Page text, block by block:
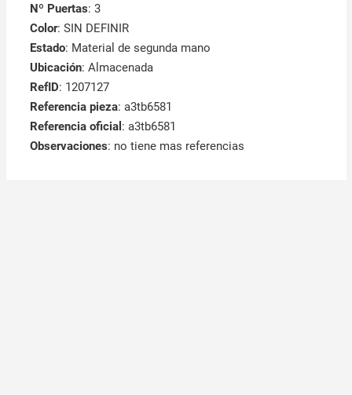
Nº Puertas: 3
Color: SIN DEFINIR
Estado: Material de segunda mano
Ubicación: Almacenada
RefID: 1207127
Referencia pieza: a3tb6581
Referencia oficial : a3tb6581
Observaciones: no tiene mas referencias